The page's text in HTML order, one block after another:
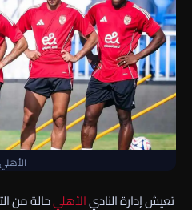
الأهلي
تعيش إدارة الناديالأهليحالة من